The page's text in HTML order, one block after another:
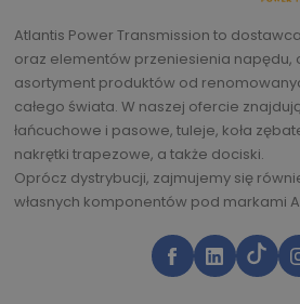
Atlantis Power Transmission to
oraz elementów przeniesienia napędu,
asortyment produktów od
całego świata. W naszej ofercie
łańcuchowe i pasowe, tuleje, koła
nakrętki trapezowe, a także dociski.
Oprócz dystrybucji, zajmujemy się
własnych komponentów pod markami